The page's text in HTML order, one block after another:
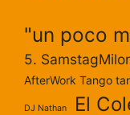
"un poco
5.
AfterWork Tango
DJ Nathan El